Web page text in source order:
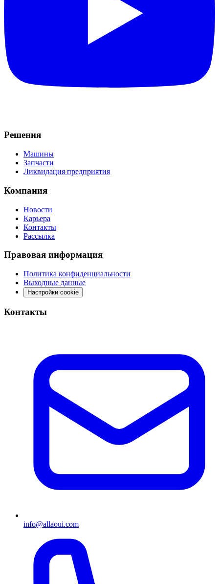
Решения
Машины
Запчасти
Ликвидация предприятия
Компания
Новости
Карьера
Контакты
Рассылка
Правовая информация
Политика конфиденциальности
Выходные данные
Настройки cookie
Контакты
info@allaoui.com